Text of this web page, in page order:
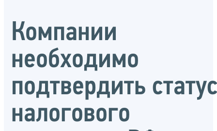
Компании
необходимо
подтвердить
налогового